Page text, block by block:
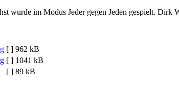
wurde im Modus Jeder gegen Jeden gespielt. Dirk
[ ] 962 kB
[ ] 1041 kB
[ ] 89 kB